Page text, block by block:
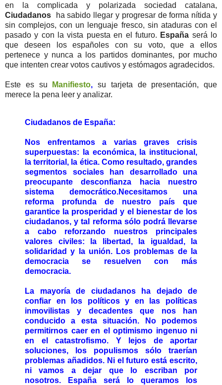
en la complicada y polarizada sociedad catalana,
Ciudadanos ha sabido llegar y progresar de forma nítida y
sin complejos, con un lenguaje fresco, sin ataduras con el
pasado y con la vista puesta en el futuro. España será lo
que deseen los españoles con su voto, que a ellos
pertenece y nunca a los partidos dominantes, por mucho
que intenten crear votos cautivos y estómagos agradecidos.
Este es su Manifiesto, su tarjeta de presentación, que
merece la pena leer y analizar.
Ciudadanos de España:
Nos enfrentamos a varias graves crisis
superpuestas: la económica, la institucional,
la territorial, la ética. Como resultado, grandes
segmentos sociales han desarrollado una
preocupante desconfianza hacia nuestro
sistema democrático.Necesitamos una
reforma profunda de nuestro país que
garantice la prosperidad y el bienestar de los
ciudadanos, y tal reforma sólo podrá llevarse
a cabo reforzando nuestros principales
valores civiles: la libertad, la igualdad, la
solidaridad y la unión. Los problemas de la
democracia se resuelven con más
democracia.
La mayoría de ciudadanos ha dejado de
confiar en los políticos y en las políticas
inmovilistas y decadentes que nos han
conducido a esta situación. No podemos
permitirnos caer en el optimismo ingenuo ni
en el catastrofismo. Y lejos de aportar
soluciones, los populismos sólo traerían
problemas añadidos. Ni el futuro está escrito,
ni vamos a dejar que lo escriban por
nosotros. España será lo queramos los